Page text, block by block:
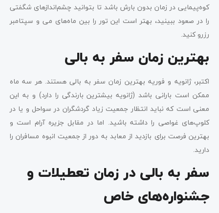
کوه‌پیمایی در زمان بدون بارش باشد تا بتوانید چشم‌اندازهای شگفتی
را در صعود ببینید، بهتر است این تور را بین ماه‌های می و سپتامبر
رزرو کنید.
بهترین زمان سفر به بالی
اکتبر، ژانویه و فوریه بهترین زمان سفر به بالی هستند. هر سه ماه
ممکن است بارانی باشد (ژانویه بیشترین بارندگی را دارد) و به این
معنی است که نباید انتظار جمعیت زیاد گردشگران در سواحل و یا در
کلوپ‌های غواصی را داشته باشید. اما در مقابل جزیره آرام است و
بهترین فرصت برای بازدید از معابد به دور از جمعیت انبوه مسافران را
دارید.
سفر به بالی در زمان تعطیلات و
جشنواره‌های خاص